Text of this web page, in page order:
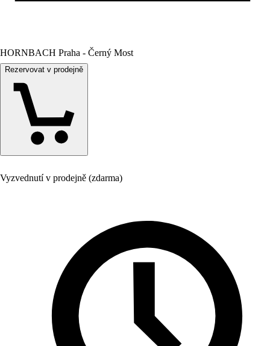
HORNBACH Praha - Černý Most
Rezervovat v prodejně
Vyzvednutí v prodejně (zdarma)